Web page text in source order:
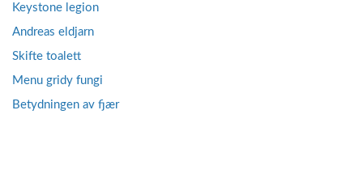
Keystone legion
Andreas eldjarn
Skifte toalett
Menu gridy fungi
Betydningen av fjær